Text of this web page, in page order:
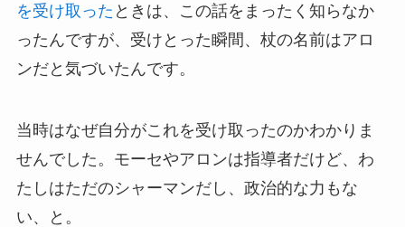
を受け取った ときは、この話をまったく知らなか
ったんですが、受けとった瞬間、杖の名前はアロ
ンだと気づいたんです。
当時はなぜ自分がこれを受け取ったのかわかりま
せんでした。モーセやアロンは指導者だけど、わ
たしはただのシャーマンだし、政治的な力もな
い、と。